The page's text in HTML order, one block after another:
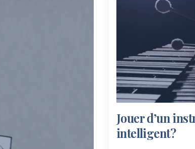
Jouer d’un
intelligent ?